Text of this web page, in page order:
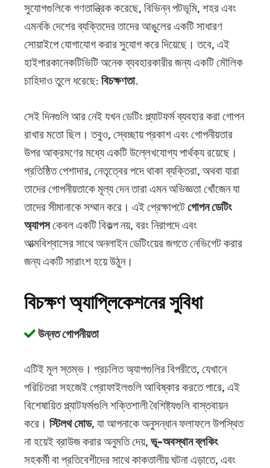
সুযোগগুলিকে গণতান্ত্রিক করেছে, বিভিন্ন পটভূমি, শহর এবং
এমনকি দেশের ব্যক্তিদের তাদের আঙুলের একটি সাধারণ
সোয়াইপে যোগাযোগ করার সুযোগ করে দিয়েছে। তবে, এই
হাইপারকানেকটিভিটি অনেক ব্যবহারকারীর জন্য একটি মৌলিক
চাহিদাও তুলে ধরেছে:বিচক্ষণতা.
সেই দিনগুলি আর নেই যখন ডেটিং প্ল্যাটফর্ম ব্যবহার করা গোপন
রাখার মতো ছিল। তবুও, স্বেচ্ছায় প্রকাশ এবং গোপনীয়তার
উপর আক্রমণের মধ্যে একটি উল্লেখযোগ্য পার্থক্য রয়েছে।
প্রতিষ্ঠিত পেশাদার, নেতৃত্বের পদে থাকা ব্যক্তিরা, অথবা যারা
তাদের গোপনীয়তাকে মূল্য দেন তারা এমন অভিজ্ঞতা খোঁজেন যা
তাদের সীমানাকে সম্মান করে। এই প্রেক্ষাপটেগোপন ডেটিং
অ্যাপসকেবল একটি বিকল্প নয়, বরং নিরাপদে এবং
আত্মবিশ্বাসের সাথে অনলাইন ডেটিংয়ের জগতে নেভিগেট করার
জন্য একটি সারাংশ হয়ে উঠুন।
বিচক্ষণ অ্যাপ্লিকেশনের সুবিধা
উন্নত গোপনীয়তা
এটিই মূল স্তম্ভ। প্রচলিত অ্যাপগুলির বিপরীতে, যেখানে
পরিচিতরা সহজেই প্রোফাইলগুলি আবিষ্কার করতে পারে, এই
বিশেষায়িত প্ল্যাটফর্মগুলি শক্তিশালী বৈশিষ্ট্যগুলি বাস্তবায়ন
করে।স্টিলথ মোড, যা আপনাকে অনুসন্ধান ফলাফলে উপস্থিত
না হয়েই ব্রাউজ করার অনুমতি দেয়,ভূ-অবস্থান ব্লকিং
সহকর্মী বা প্রতিবেশীদের সাথে কাকতালীয় ঘটনা এড়াতে, এবং